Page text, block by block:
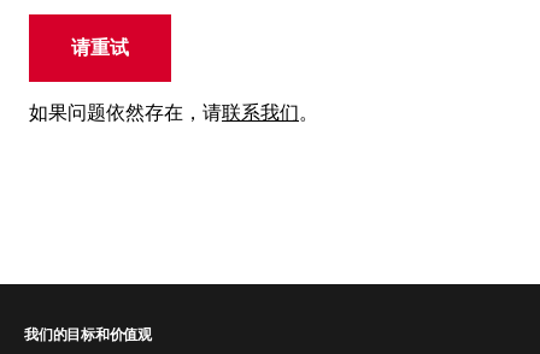
请重试
如果问题依然存在，请联系我们。
我们的目标和价值观